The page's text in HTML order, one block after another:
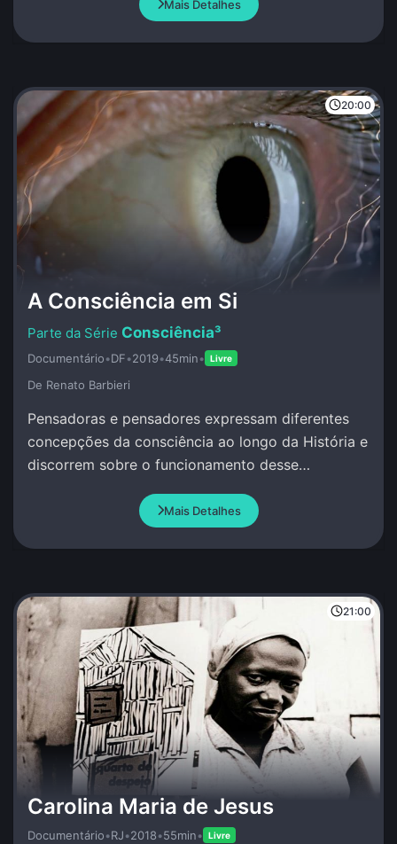
Mais Detalhes
20:00
A Consciência em Si
Consciência³
Documentário•DF•2019•45min• Livre
De Renato Barbieri
Pensadoras e pensadores expressam diferentes
concepções da consciência ao longo da História e
discorrem sobre o funcionamento desse
Mais Detalhes
21:00
Carolina Maria de Jesus
Documentário•RJ•2018•55min• Livre